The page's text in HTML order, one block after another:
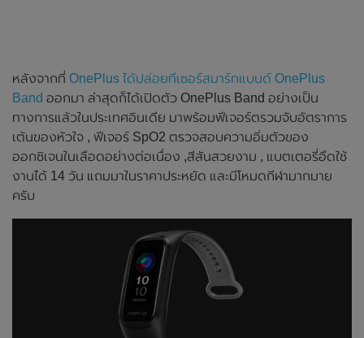
หลังจากที่ OnePlus ได้ปล่อยทีเซอร์สมาร์ทแบนด์ OnePlus
Band ออกมา ล่าสุดก็ได้เปิดตัว OnePlus Band อย่างเป็น
ทางการแล้วในประเทศอินเดีย มาพร้อมฟีเจอร์ตรวมจับอัตราการ
เต้นของหัวใจ , ฟีเจอร์ SpO2 ตรวจสอบความอิ่มตัวของ
ออกซิเจนในเลือดอย่างต่อเนื่อง ,สีสันสวยงาม , แบตเตอรี่อึดใช้
งานได้ 14 วัน แถมมาในราคาประหยัด และมีโหมดกีฬามากมาย
ครับ